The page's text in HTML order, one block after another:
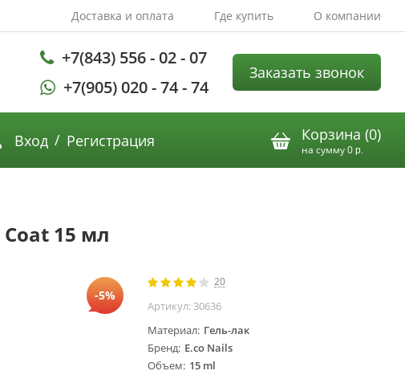
Доставка и оплата Где купить О компании
+7(843) 556 - 02 - 07
+7(905) 020 - 74 - 74
Заказать звонок
Вход / Регистрация Корзина (0)
на сумму0 р.
15 мл
-5%
20
Артикул: 30636
Материал Гель-лак
Бренд E.co Nails
Объем 15 ml